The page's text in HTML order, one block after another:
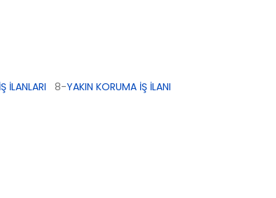
İLANLARI 8-YAKIN KORUMA İŞ İLANI